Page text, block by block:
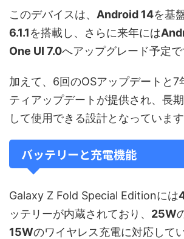
このデバイスは、 Android 14を基
6.1.1を搭載し、さらに来年には
One UI 7.0へアップグレード予定で
加えて、6回のOSアップデートと7
ティアップデートが提供され、長
して使用できる設計となっています
バッテリーと充電機能
Galaxy Z Fold Special Editionには
ッテリーが内蔵されており、 25W
15Wのワイヤレス充電に対応してい